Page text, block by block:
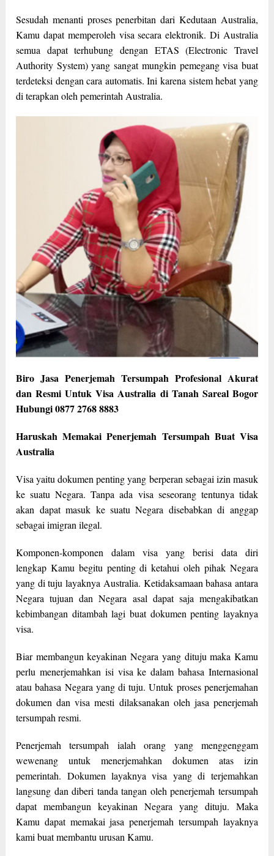
Sesudah menanti proses penerbitan dari Kedutaan Australia,
Kamu dapat memperoleh visa secara elektronik. Di Australia
semua dapat terhubung dengan ETAS (Electronic Travel
Authority System) yang sangat mungkin pemegang visa buat
terdeteksi dengan cara automatis. Ini karena sistem hebat yang
di terapkan oleh pemerintah Australia.
Biro Jasa Penerjemah Tersumpah Profesional Akurat
dan Resmi Untuk Visa Australia di Tanah Sareal Bogor
Hubungi 0877 2768 8883
Haruskah Memakai Penerjemah Tersumpah Buat Visa
Australia
Visa yaitu dokumen penting yang berperan sebagai izin masuk
ke suatu Negara. Tanpa ada visa seseorang tentunya tidak
akan dapat masuk ke suatu Negara disebabkan di anggap
sebagai imigran ilegal.
Komponen-komponen dalam visa yang berisi data diri
lengkap Kamu begitu penting di ketahui oleh pihak Negara
yang di tuju layaknya Australia. Ketidaksamaan bahasa antara
Negara tujuan dan Negara asal dapat saja mengakibatkan
kebimbangan ditambah lagi buat dokumen penting layaknya
visa.
Biar membangun keyakinan Negara yang dituju maka Kamu
perlu menerjemahkan isi visa ke dalam bahasa Internasional
atau bahasa Negara yang di tuju. Untuk proses penerjemahan
dokumen dan visa mesti dilaksanakan oleh jasa penerjemah
tersumpah resmi.
Penerjemah tersumpah ialah orang yang menggenggam
wewenang untuk menerjemahkan dokumen atas izin
pemerintah. Dokumen layaknya visa yang di terjemahkan
langsung dan diberi tanda tangan oleh penerjemah tersumpah
dapat membangun keyakinan Negara yang dituju. Maka
Kamu dapat memakai jasa penerjemah tersumpah layaknya
kami buat membantu urusan Kamu.